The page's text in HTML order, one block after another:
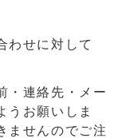
わせに対して
・連絡先・メー
うお願いしま
ませんのでご注